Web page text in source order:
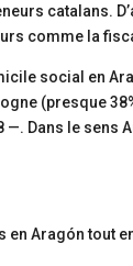
catalans.
comme la
social en
(presque
—. Dans le sens
en Aragón tout